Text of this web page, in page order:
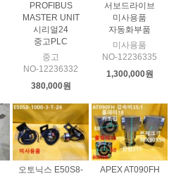
PROFIBUS
MASTER UNIT
시리얼24
중고PLC
중고
NO-12236332
380,000원
서보드라이브
미사용품
자동화부품
미사용품
NO-12236335
1,300,000원
오토닉스 E50S8-
APEX AT090FH